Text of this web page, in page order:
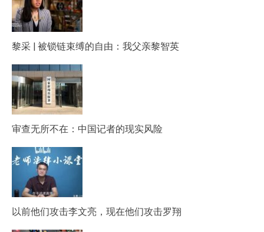
黎采 | 被锁链束缚的自由：我父亲黎智英
审查无所不在：中国记者的现实风险
以前他们攻击李文亮，现在他们攻击罗翔